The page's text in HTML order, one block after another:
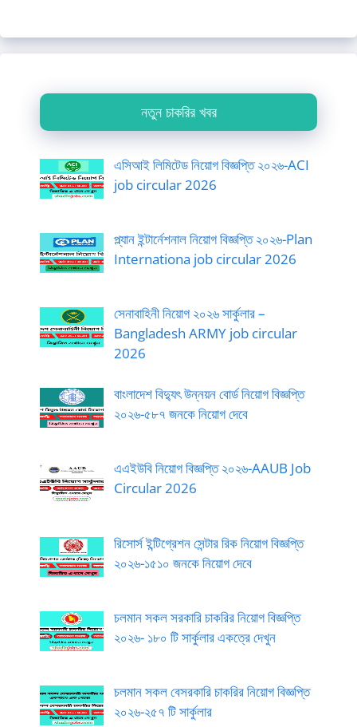
নতুন চাকরির খবর
এসিআই লিমিটেড নিয়োগ বিজ্ঞপ্তি ২০২৬-ACI
job circular 2026
প্ল্যান ইন্টার্নেশনাল নিয়োগ বিজ্ঞপ্তি ২০২৬-Plan
Internationa job circular 2026
সেনাবাহিনী নিয়োগ ২০২৬ সার্কুলার –
Bangladesh ARMY job circular
2026
বাংলাদেশ বিদ্যুৎ উন্নয়ন বোর্ড নিয়োগ বিজ্ঞপ্তি
২০২৬-৫৮৭ জনকে নিয়োগ দেবে
এএইউবি নিয়োগ বিজ্ঞপ্তি ২০২৬-AAUB Job
Circular 2026
রিসোর্স ইন্টিগ্রেশন সেন্টার রিক নিয়োগ বিজ্ঞপ্তি
২০২৬-১৫১০ জনকে নিয়োগ দেবে
চলমান সকল সরকারি চাকরির নিয়োগ বিজ্ঞপ্তি
২০২৬- ১৮০ টি সার্কুলার একত্রে দেখুন
চলমান সকল বেসরকারি চাকরির নিয়োগ বিজ্ঞপ্তি
২০২৬-২৫৭ টি সার্কুলার